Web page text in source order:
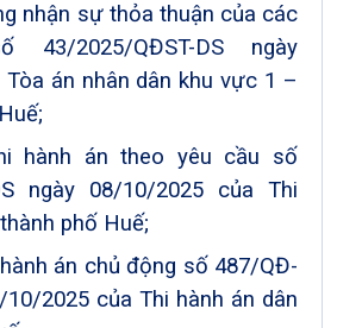
nhận sự thỏa thuận của các
2025/QĐST-DS ngày
án nhân dân khu vực 1 –
hành án theo yêu cầu số
ngày 08/10/2025 của Thi
phố Huế;
án chủ động số 487/QĐ-
10/2025 của Thi hành án dân